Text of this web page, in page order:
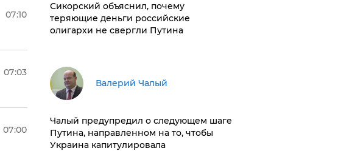
07:10
07:03
07:00
Сикорский объяснил, почему
теряющие деньги российские
олигархи не свергли Путина
Валерий Чалый
Чалый предупредил о следующем шаге
Путина, направленном на то, чтобы
Украина капитулировала